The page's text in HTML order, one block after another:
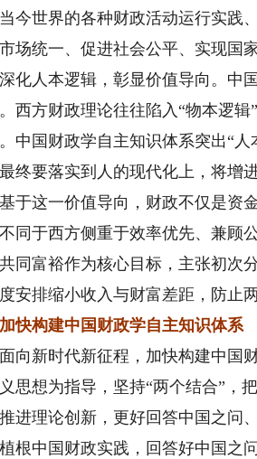
今世界的各种财政活动运行实践
场统一、促进社会公平、实现国
人本逻辑，彰显价值导向。中国
西方财政理论往往陷入“物本逻
中国财政学自主知识体系突出“
终要落实到人的现代化上，将增
于这一价值导向，财政不仅是资
同于西方侧重于效率优先、兼顾
同富裕作为核心目标，主张初次
安排缩小收入与财富差距，防止
构建中国财政学自主知识体系
新时代新征程，加快构建中国财
思想为指导，坚持“两个结合”，
进理论创新，更好回答中国之问
中国财政实践，回答好中国之问